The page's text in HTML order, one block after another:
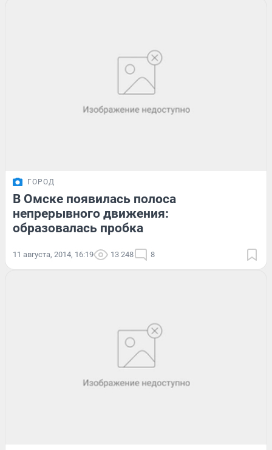
ГОРОД
В Омске появилась полоса
непрерывного движения:
образовалась пробка
11 августа, 2014, 16:19 13 248 8